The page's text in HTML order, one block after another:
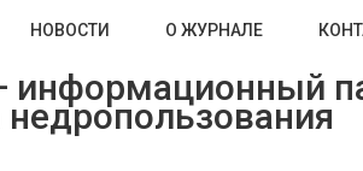
НОВОСТИ О ЖУРНАЛЕ